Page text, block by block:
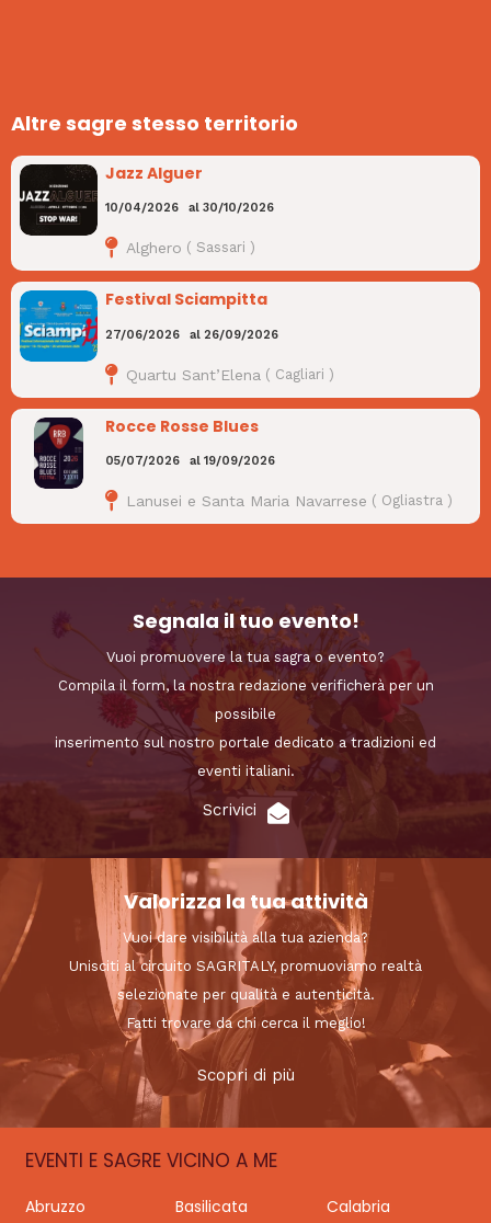
Altre sagre stesso territorio
Jazz Alguer
10/04/2026 al 30/10/2026
Alghero ( Sassari )
Festival Sciampitta
27/06/2026 al 26/09/2026
Quartu Sant’Elena ( Cagliari )
Rocce Rosse Blues
05/07/2026 al 19/09/2026
Lanusei e Santa Maria Navarrese ( Ogliastra)
Segnala il tuo evento!
Vuoi promuovere la tua sagra o evento?
Compila il form, la nostra redazione verificherà per un
possibile
inserimento sul nostro portale dedicato a tradizioni ed
eventi italiani.
Scrivici
Valorizza la tua attività
Vuoi dare visibilità alla tua azienda?
Unisciti al circuito SAGRITALY, promuoviamo realtà
selezionate per qualità e autenticità.
Fatti trovare da chi cerca il meglio!
Scopri di più
EVENTI E SAGRE VICINO A ME
Abruzzo Basilicata
Calabria